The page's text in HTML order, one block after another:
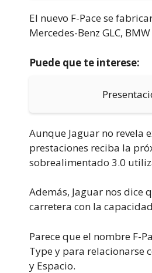
El nuevo F-Pace se
Mercedes-Benz GLC,
Puede que te interese:
Aunque Jaguar no revela
prestaciones reciba la
sobrealimentado 3.0
Además, Jaguar nos dice
carretera con la
Parece que el nombre F-
Type y para relacionarse
y Espacio.